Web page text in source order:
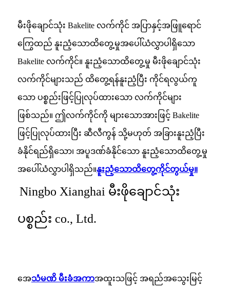
မီးဖိုချောင်သုံး Bakelite လက်ကိုင် အပြာနှင့်အဖြူရောင်
ကြွေထည် နူးညံ့သောထိတွေ့မှုအပေါ်ယံလွှာပါရှိသော
Bakelite လက်ကိုင်။ နူးညံ့သောထိတွေ့မှု မီးဖိုချောင်သုံး
လက်ကိုင်များသည် ထိတွေ့ရန်နူးညံ့ပြီး ကိုင်ရလွယ်ကူ
သော ပစ္စည်းဖြင့်ပြုလုပ်ထားသော လက်ကိုင်များ
ဖြစ်သည်။ ဤလက်ကိုင်ကို များသောအားဖြင့် Bakelite
ဖြင့်ပြုလုပ်ထားပြီး ဆီလီကွန် သို့မဟုတ် အခြားနူးညံ့ပြီး
ခံနိုင်ရည်ရှိသော၊ အပူဒဏ်ခံနိုင်သော နူးညံ့သောထိတွေ့မှု
အပေါ်ယံလွှာပါရှိသည်။နူးညံ့သောထိတွေ့ကိုင်တွယ်မှု။
Ningbo Xianghai မီးဖိုချောင်သုံး
ပစ္စည်း co., Ltd.
အေသံမဏိ မီးခံအကာအထူးသဖြင့် အရည်အသွေးမြင့်